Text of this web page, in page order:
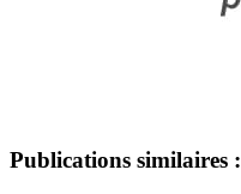
Publications similaires :